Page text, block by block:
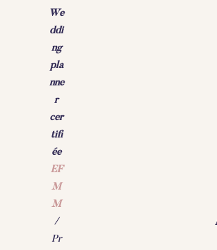
We
ddi
ng
pla
nne
r
cer
tifi
ée
EF
M
M
/
Pr